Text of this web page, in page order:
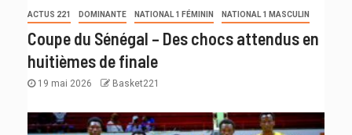
ACTUS 221 DOMINANTE NATIONAL 1 FÉMININ NATIONAL 1 MASCULIN
Coupe du Sénégal – Des chocs attendus en
huitièmes de finale
19 mai 2026 Basket221